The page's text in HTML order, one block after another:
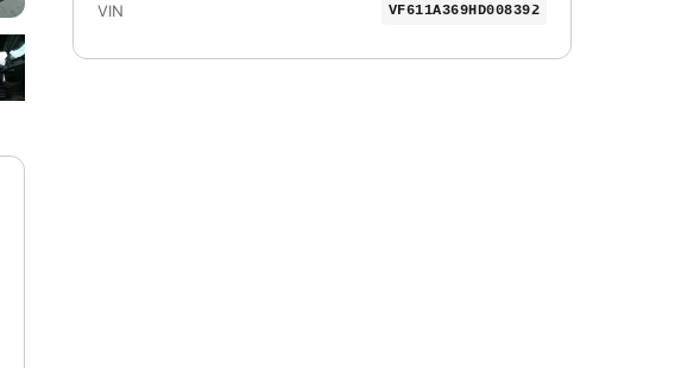
VIN VF611A369HD008392